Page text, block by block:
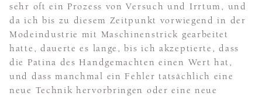
sehr oft ein Prozess von Versuch und Irrtum, und
da ich bis zu diesem Zeitpunkt vorwiegend in der
Modeindustrie mit Maschinenstrick gearbeitet
hatte, dauerte es lange, bis ich akzeptierte, dass
die Patina des Handgemachten einen Wert hat,
und dass manchmal ein Fehler tatsächlich eine
neue Technik hervorbringen oder eine neue